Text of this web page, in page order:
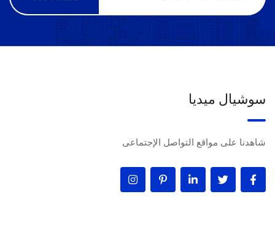
سوشيال ميديا
شاهدنا على مواقع التواصل الإجتماعى